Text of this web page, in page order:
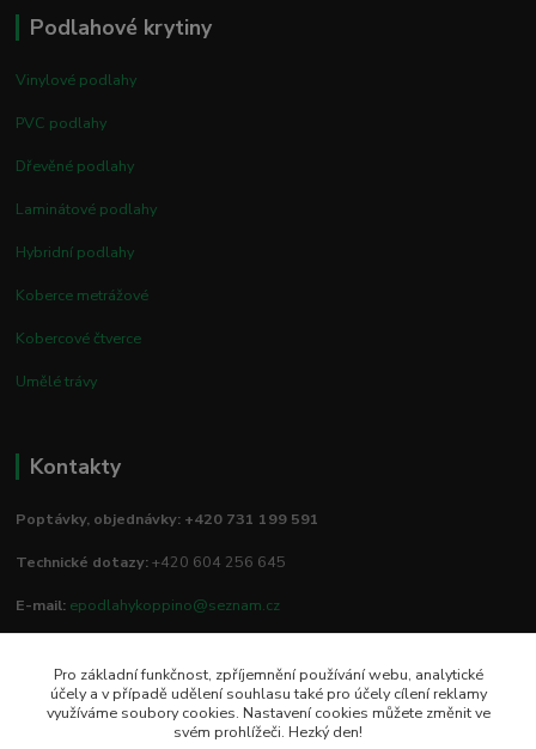
Podlahové krytiny
Vinylové podlahy
PVC podlahy
Dřevěné podlahy
Laminátové podlahy
Hybridní podlahy
Koberce metrážové
Kobercové čtverce
Umělé trávy
Kontakty
Poptávky, objednávky: +420 731 199 591
Technické dotazy:+420 604 256 645
E-mail: epodlahykoppino@seznam.cz
Prodejna/vzorkovna:
Studio Podlah
Mírové náměstí 16/15
Pro základní funkčnost, zpříjemnění používání webu, analytické
účely a v případě udělení souhlasu také pro účely cílení reklamy
využíváme soubory cookies. Nastavení cookies můžete změnit ve
svém prohlížeči. Hezký den!